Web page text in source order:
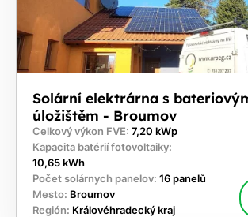
Solární elektrárna s
úložištěm - Broumov
Celkový výkon FVE: 7,20 kWp
Kapacita batérií fotovoltaiky:
10,65 kWh
Počet solárnych panelov: 16 panelů
Mesto: Broumov
Región: Královéhradecký kraj